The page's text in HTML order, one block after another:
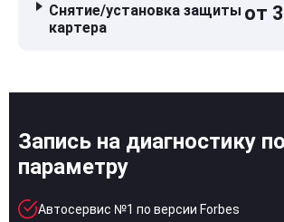
Снятие/установка защиты
картера
от
Запись на диагностику
параметру
Автосервис №1 по версии Forbes